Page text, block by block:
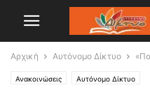
Αρχική Αυτόνομο Δίκτυο
Ανακοινώσεις Αυτόνομο Δίκτυο